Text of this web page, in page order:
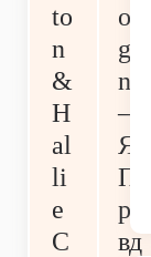
to
n
&
H
al
li
e
C
og
gi
ns
—
Я
П
ра
вд